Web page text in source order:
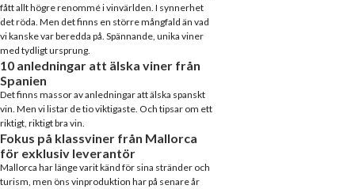
fått allt högre renommé i vinvärlden. I synnerhet
det röda. Men det finns en större mångfald än vad
vi kanske var beredda på. Spännande, unika viner
med tydligt ursprung.
10 anledningar att älska viner från
Spanien
Det finns massor av anledningar att älska spanskt
vin. Men vi listar de tio viktigaste. Och tipsar om ett
riktigt, riktigt bra vin.
Fokus på klassviner från Mallorca
för exklusiv leverantör
Mallorca har länge varit känd för sina stränder och
turism, men öns vinproduktion har på senare år